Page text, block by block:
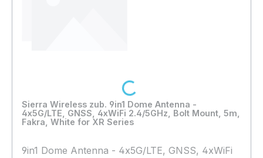
Sierra Wireless zub. 9in1 Dome Antenna -
4x5G/LTE, GNSS, 4xWiFi 2.4/5GHz, Bolt Mount, 5m,
Fakra, White for XR Series
9in1 Dome Antenna - 4x5G/LTE, GNSS, 4xWiFi
Loading...